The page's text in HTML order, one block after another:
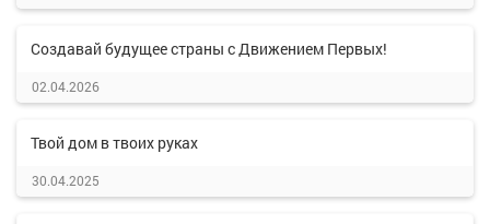
Создавай будущее страны с Движением Первых!
02.04.2026
Твой дом в твоих руках
30.04.2025